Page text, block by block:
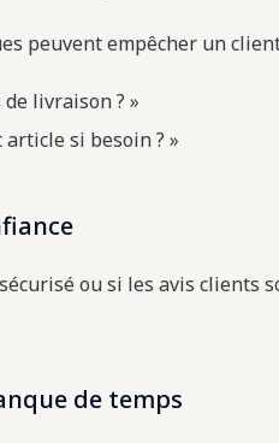
peuvent empêcher un client
livraison ? »
si besoin ? »
ou si les avis
de temps